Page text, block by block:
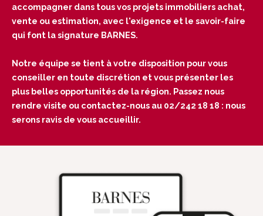
accompagner dans tous vos projets immobiliers achat,
vente ou estimation, avec l'exigence et le savoir-faire
qui font la signature BARNES.
Notre équipe se tient à votre disposition pour vous
conseiller en toute discrétion et vous présenter les
plus belles opportunités de la région. Passez nous
rendre visite ou contactez-nous au 02/242 18 18 : nous
serons ravis de vous accueillir.